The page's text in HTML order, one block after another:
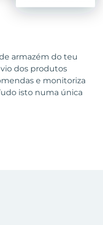
armazém do teu
dos produtos
e monitoriza
isto numa única